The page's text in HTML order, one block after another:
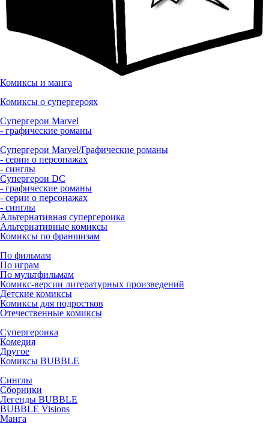
Комиксы и манга
Комиксы о супергероях
Супергерои Marvel
- графические романы
Супергерои Marvel/Графические романы
- серии о персонажах
- синглы
Супергерои DC
- графические романы
- серии о персонажах
- синглы
Альтернативная супергероика
Альтернативные комиксы
Комиксы по франшизам
По фильмам
По играм
По мультфильмам
Комикс-версии литературных произведений
Детские комиксы
Комиксы для подростков
Отечественные комиксы
Супергероика
Комедия
Другое
Комиксы BUBBLE
Синглы
Сборники
Легенды BUBBLE
BUBBLE Visions
Манга